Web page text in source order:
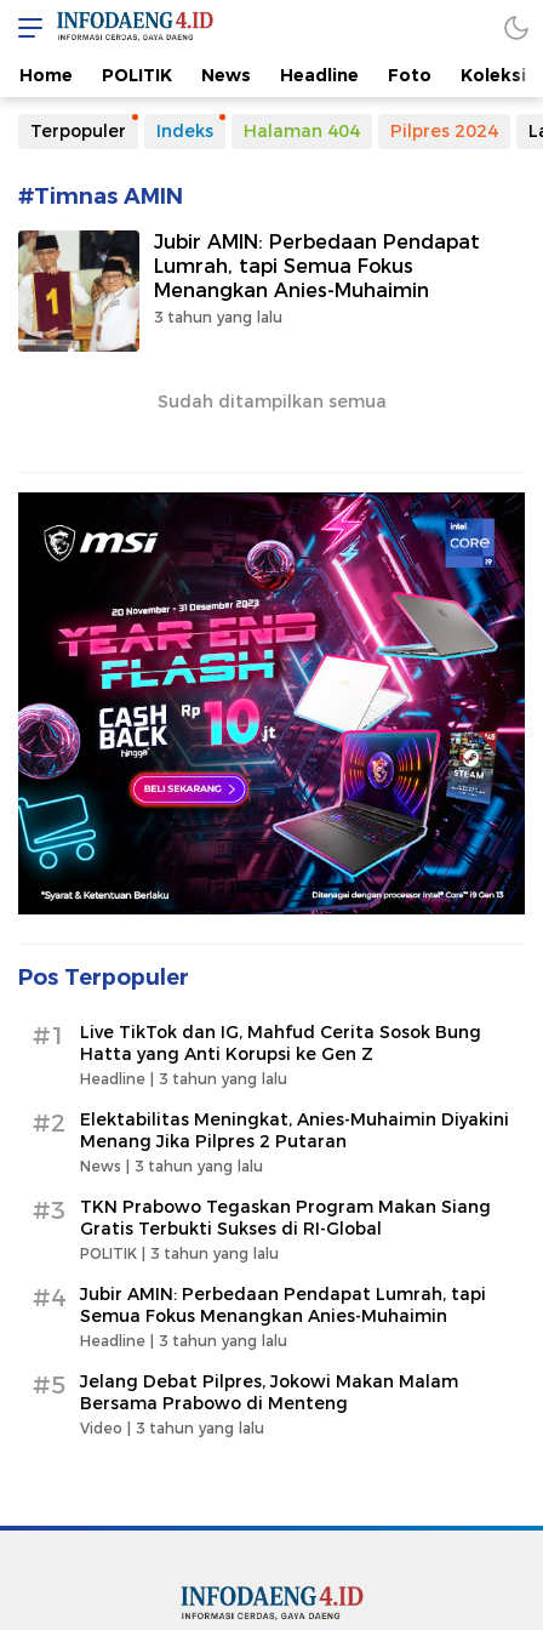
Home POLITIK News Headline Foto Koleksi
Terpopuler Indeks Halaman 404 Pilpres 2024
#Timnas AMIN
Jubir AMIN: Perbedaan Pendapat
Lumrah, tapi Semua Fokus
Menangkan Anies-Muhaimin
3 tahun yang lalu
Sudah ditampilkan semua
Pos Terpopuler
#1
Live TikTok dan IG, Mahfud Cerita Sosok Bung
Hatta yang Anti Korupsi ke Gen Z
Headline | 3 tahun yang lalu
#2
Elektabilitas Meningkat, Anies-Muhaimin Diyakini
Menang Jika Pilpres 2 Putaran
News | 3 tahun yang lalu
#3
TKN Prabowo Tegaskan Program Makan Siang
Gratis Terbukti Sukses di RI-Global
POLITIK | 3 tahun yang lalu
#4
Jubir AMIN: Perbedaan Pendapat Lumrah, tapi
Semua Fokus Menangkan Anies-Muhaimin
Headline | 3 tahun yang lalu
#5
Jelang Debat Pilpres, Jokowi Makan Malam
Bersama Prabowo di Menteng
Video | 3 tahun yang lalu